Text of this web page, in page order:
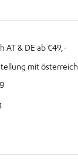
AT & DE ab €49,-
mit